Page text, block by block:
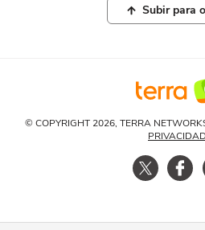
Subir para
© COPYRIGHT 2026, TERRA